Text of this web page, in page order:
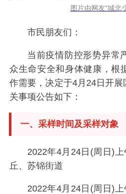
图片由网友“城北
市民朋友们：
当前疫情防控形势异常
众生命安全和身体健康，根
作需要，决定于4月24日开
关事项公告如下：
一、采样时间及采样对象
2022年4月24日(周日)
丘、苏锦街道
2022年4月24日(周日)